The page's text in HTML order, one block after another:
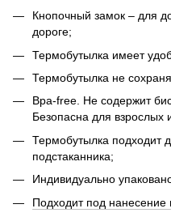
Кнопочный замок – для
дороге;
Термобутылка имеет
Термобутылка не
Bpa-free. Не содержит
Безопасна для взрослых
Термобутылка подходит
подстаканника;
Индивидуально
Подходит под нанесение